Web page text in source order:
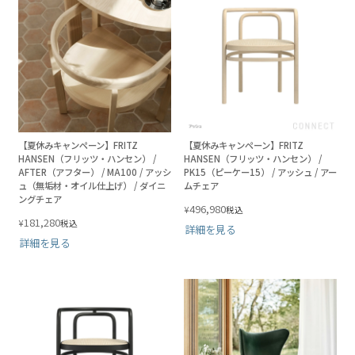
【夏休みキャンペーン】FRITZ
HANSEN（フリッツ・ハンセン） /
AFTER（アフター） / MA100 / アッシ
ュ（無垢材・オイル仕上げ） / ダイニ
ングチェア
¥181,280税込
詳細を見る
【夏休みキャンペーン】FRITZ
HANSEN（フリッツ・ハンセン） /
PK15（ピーケー15） / アッシュ / アー
ムチェア
¥496,980税込
詳細を見る